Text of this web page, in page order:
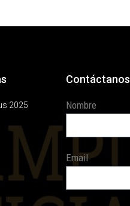
2025
Contáctanos
Nombre
Email